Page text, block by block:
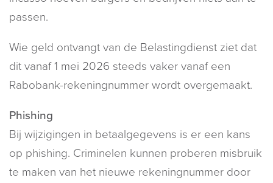
passen.
Wie geld ontvangt van de Belastingdienst ziet dat
dit vanaf 1 mei 2026 steeds vaker vanaf een
Rabobank-rekeningnummer wordt overgemaakt.
Phishing
Bij wijzigingen in betaalgegevens is er een kans
op phishing. Criminelen kunnen proberen misbruik
te maken van het nieuwe rekeningnummer door